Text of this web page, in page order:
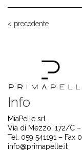
< precedente
Info
MiaPelle srl
Via di Mezzo, 172/C –
Tel. 059 541191 – Fax
info@primapelle.it